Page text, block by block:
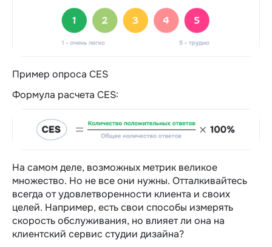
Пример опроса CES
Формула расчета CES:
На самом деле, возможных метрик великое
множество. Но не все они нужны. Отталкивайтесь
всегда от удовлетворенности клиента и своих
целей. Например, есть свои способы измерять
скорость обслуживания, но влияет ли она на
клиентский сервис студии дизайна?